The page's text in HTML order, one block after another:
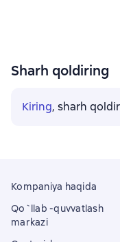
Sharh qoldiring
Kiring, sharh
Kompaniya haqida
Qo`llab -quvvatlash
markazi